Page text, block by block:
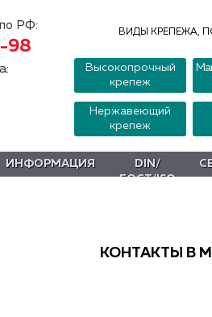
РФ:
98
ВИДЫ КРЕПЕЖА,
Высокопрочный
крепеж
Нержавеющий
крепеж
ИНФОРМАЦИЯ
DIN/
ГОСТ/ISO
КОНТАКТЫ В